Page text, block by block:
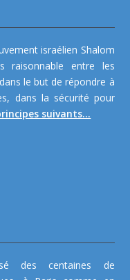
israélien Shalom
raisonnable entre les
le but de répondre à
dans la sécurité pour
suivants...
des centaines de